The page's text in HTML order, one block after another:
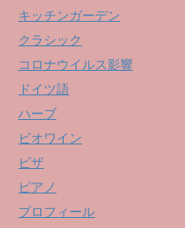
キッチンガーデン
クラシック
コロナウイルス影響
ドイツ語
ハーブ
ビオワイン
ビザ
ピアノ
プロフィール